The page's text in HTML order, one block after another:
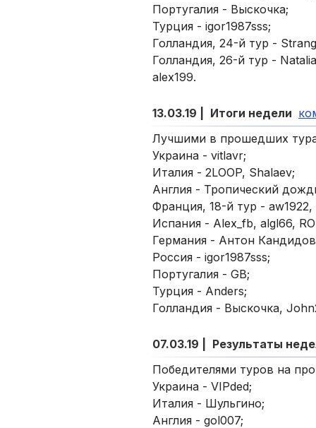
Португалия - Выскочка;
Турция - igor1987sss;
Голландия, 24-й тур -
Голландия, 26-й тур -
alex199.
13.03.19 | Итоги недели
Лучшими в прошедших
Украина - vitlavr;
Италия - 2LOOP, Shalaev;
Англия - Тропический
Франция, 18-й тур -
Испания - Alex_fb, algl66,
Германия - Антон
Россия - igor1987sss;
Португалия - GB;
Турция - Anders;
Голландия - Выскочка,
07.03.19 |
Результаты
Победителями туров на
Украина - VIPded;
Италия - Шульгино;
Англия - gol007;